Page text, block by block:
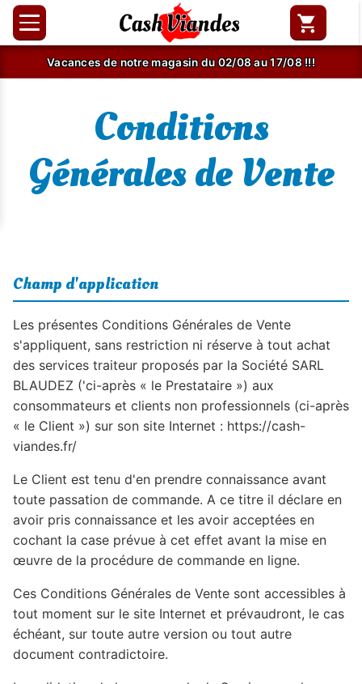
Vacances de notre magasin du 02/08 au 17/08 !!!
Conditions
Générales de Vente
Champ d'application
Les présentes Conditions Générales de Vente
s'appliquent, sans restriction ni réserve à tout achat
des services traiteur proposés par la Société SARL
BLAUDEZ ('ci-après « le Prestataire ») aux
consommateurs et clients non professionnels (ci-après
« le Client ») sur son site Internet : https://cash-
viandes.fr/
Le Client est tenu d'en prendre connaissance avant
toute passation de commande. A ce titre il déclare en
avoir pris connaissance et les avoir acceptées en
cochant la case prévue à cet effet avant la mise en
œuvre de la procédure de commande en ligne.
Ces Conditions Générales de Vente sont accessibles à
tout moment sur le site Internet et prévaudront, le cas
échéant, sur toute autre version ou tout autre
document contradictoire.